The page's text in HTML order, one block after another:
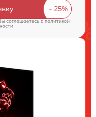
соглашаетесь cполитикой